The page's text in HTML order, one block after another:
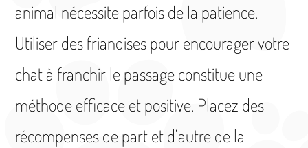
animal nécessite parfois de la patience.
Utiliser des friandises pour encourager votre
chat à franchir le passage constitue une
méthode efficace et positive. Placez des
récompenses de part et d’autre de la